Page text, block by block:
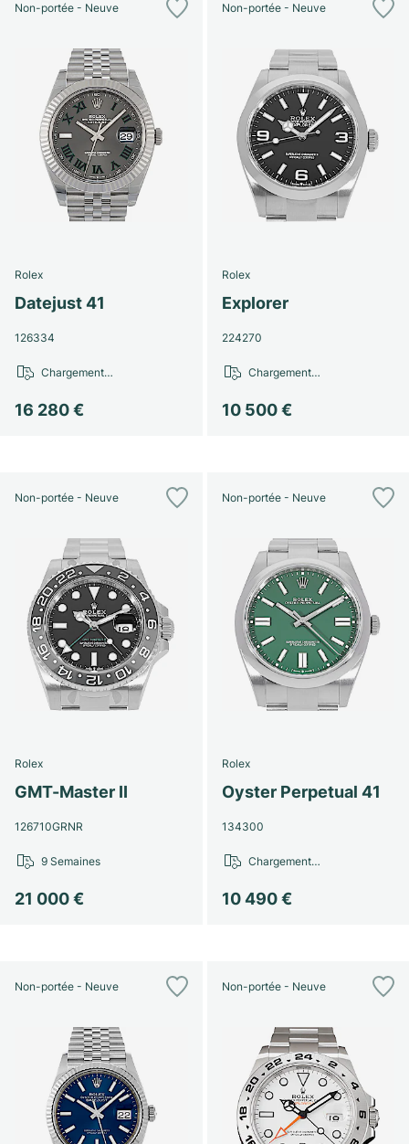
Non-portée - Neuve
Rolex
Datejust 41
126334
16 280 €
Chargement…
Non-portée - Neuve
Rolex
Explorer
224270
10 500 €
Chargement…
Non-portée - Neuve
Rolex
GMT-Master II
126710GRNR
21 000 €
9 Semaines
Non-portée - Neuve
Rolex
Oyster Perpetual 41
134300
10 490 €
Chargement…
Non-portée - Neuve Non-portée - Neuve